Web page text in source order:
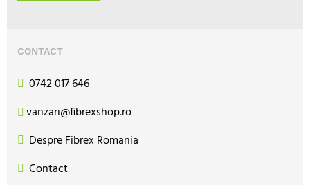
CONTACT
0742 017 646
vanzari@fibrexshop.ro
Despre Fibrex Romania
Contact